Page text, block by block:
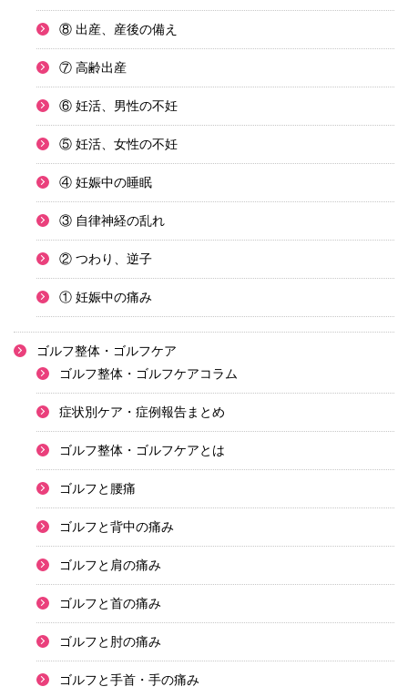
⑧ 出産、産後の備え
⑦ 高齢出産
⑥ 妊活、男性の不妊
⑤ 妊活、女性の不妊
④ 妊娠中の睡眠
③ 自律神経の乱れ
② つわり、逆子
① 妊娠中の痛み
ゴルフ整体・ゴルフケア
ゴルフ整体・ゴルフケアコラム
症状別ケア・症例報告まとめ
ゴルフ整体・ゴルフケアとは
ゴルフと腰痛
ゴルフと背中の痛み
ゴルフと肩の痛み
ゴルフと首の痛み
ゴルフと肘の痛み
ゴルフと手首・手の痛み